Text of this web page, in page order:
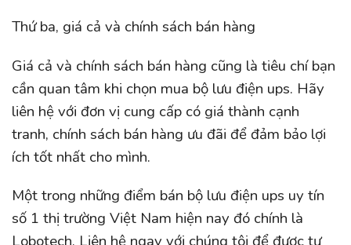
Thứ ba, giá cả và chính sách bán hàng
Giá cả và chính sách bán hàng cũng là tiêu chí bạn
cần quan tâm khi chọn mua bộ lưu điện ups. Hãy
liên hệ với đơn vị cung cấp có giá thành cạnh
tranh, chính sách bán hàng ưu đãi để đảm bảo lợi
ích tốt nhất cho mình.
Một trong những điểm bán bộ lưu điện ups uy tín
số 1 thị trường Việt Nam hiện nay đó chính là